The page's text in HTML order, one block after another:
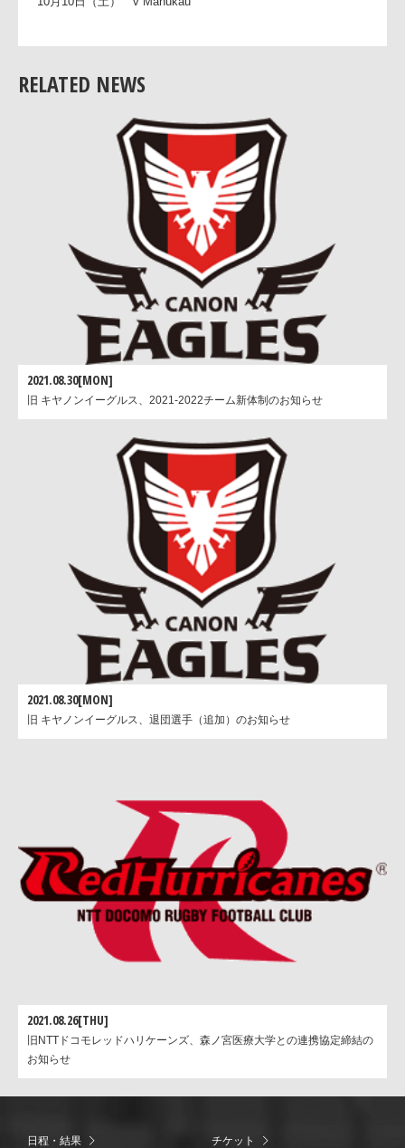
8月23日（日） v Taranaki
9月05日（土） v Waikato
9月13日（日） v Otago
9月24日（木） v Hawke's Bay
10月03日（土） v Northland
10月10日（土） v Manukau
RELATED NEWS
2021.08.30[MON]
旧 キヤノンイーグルス、2021-2022チーム新体制のお知らせ
2021.08.30[MON]
旧 キヤノンイーグルス、退団選手（追加）のお知らせ
2021.08.26[THU]
旧NTTドコモレッドハリケーンズ、森ノ宮医療大学との連携協定締結の
お知らせ
日程・結果 チケット